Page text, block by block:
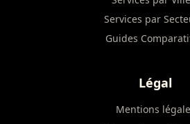
Services par
Guides
Légal
Mentions